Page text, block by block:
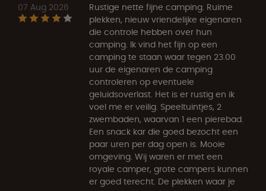
07 Aug 2026
Rustige nette fijne camping. Ruime
plekken, nieuw vriendelijke eigenaren
die controle hebben over hun
camping. Ik vind het fijn op een
camping te staan waar tegen 23.00
uur de eigenaren de camping
controleren op eventuele
geluidsoverlast. Het is er rustig en ik
voel me er veilig. Speeltuintjes, 2
zwembaden, waarvan 1 een pierebad.
Een snack kar die goed bezocht een
paar uren per dag open is. Mooie
omgeving. Wij waren er met een
royale camper, grote campers kunnen
er goed terecht. De plekken waar je